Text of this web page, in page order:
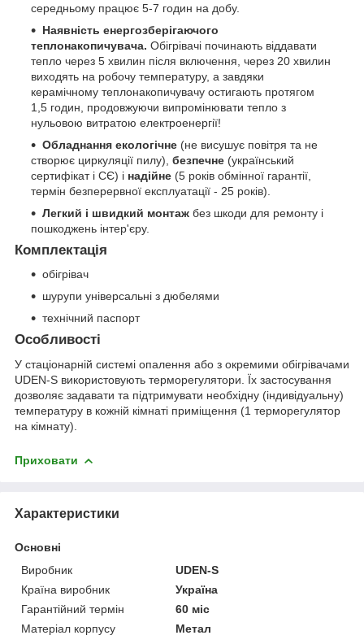
середньому працює 5-7 годин на добу.
Наявність енергозберігаючого
теплонакопичувача. Обігрівачі починають віддавати
тепло через 5 хвилин після включення, через 20 хвилин
виходять на робочу температуру, а завдяки
керамічному теплонакопичувачу остигають протягом
1,5 годин, продовжуючи випромінювати тепло з
нульовою витратою електроенергії!
Обладнання екологічне (не висушує повітря та не
створює циркуляції пилу), безпечне (український
сертифікат і СЄ) і надійне (5 років обмінної гарантії,
термін безперервної експлуатації - 25 років).
Легкий і швидкий монтаж без шкоди для ремонту і
пошкоджень інтер'єру.
Комплектація
обігрівач
шурупи універсальні з дюбелями
технічний паспорт
Особливості
У стаціонарній системі опалення або з окремими обігрівачами
UDEN-S використовують терморегулятори. Їх застосування
дозволяє задавати та підтримувати необхідну (індивідуальну)
температуру в кожній кімнаті приміщення (1 терморегулятор
на кімнату).
Приховати
Характеристики
Основні
Виробник
UDEN-S
Країна виробник
Україна
Гарантійний термін
60 міс
Матеріал корпусу
Метал